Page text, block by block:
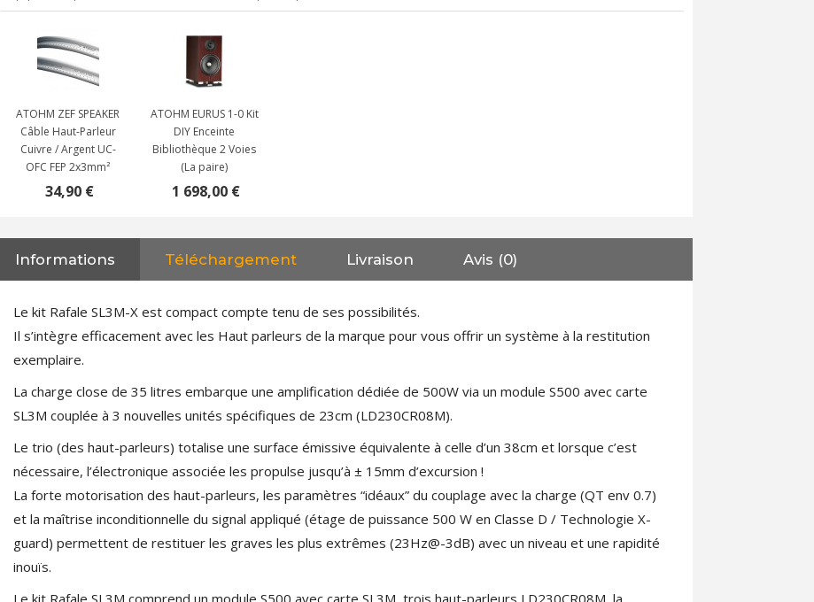
NEUTRIK NC3FXX Connecteur
XLR Femelle 3 Pôles...
4,30 €
4,95 €
[GRADE B] DAYTON AUDIO
MKSX4 Enceinte Subwoofer...
AUDIOPHONICS DA-S250NC
Amplificateur Intégré...
579,00 €649,00 €
Amplificateur 4 Voies pour...
135,99 €159,99 €
ATOHM ZEF SPEAKER
Câble Haut-Parleur
Cuivre / Argent UC-
OFC FEP 2x3mm²
34,90 €
ATOHM EURUS 1-0 Kit
DIY Enceinte
Bibliothèque 2 Voies
(La paire)
1 698,00 €
Informations Téléchargement Livraison Avis (0)
Le kit Rafale SL3M-X est compact compte tenu de ses possibilités.
Il s’intègre efficacement avec les Haut parleurs de la marque pour vous offrir un système à la restitution
exemplaire.
La charge close de 35 litres embarque une amplification dédiée de 500W via un module S500 avec carte
SL3M couplée à 3 nouvelles unités spécifiques de 23cm (LD230CR08M).
Le trio (des haut-parleurs) totalise une surface émissive équivalente à celle d’un 38cm et lorsque c’est
nécessaire, l’électronique associée les propulse jusqu’à ± 15mm d’excursion !
La forte motorisation des haut-parleurs, les paramètres “idéaux” du couplage avec la charge (QT env 0.7)
et la maîtrise inconditionnelle du signal appliqué (étage de puissance 500 W en Classe D / Technologie X-
guard) permettent de restituer les graves les plus extrêmes (23Hz@-3dB) avec un niveau et une rapidité
inouïs.
Le kit Rafale SL3M comprend un module S500 avec carte SL3M, trois haut-parleurs LD230CR08M, la